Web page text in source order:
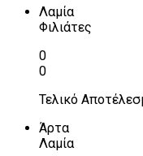
Λαμία
Φιλιάτες
0
0
Τελικό
Άρτα
Λαμία